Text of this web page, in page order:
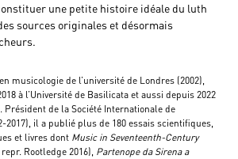
une petite histoire idéale du luth
sources originales et désormais
musicologie de l’université de Londres (2002),
à l’Université de Basilicata et aussi depuis 2022
Président de la Société Internationale de
2017), il a publié plus de 180 essais scientifiques,
et livres dont Music in Seventeenth-Century
Rootledge 2016), Partenope da Sirena a